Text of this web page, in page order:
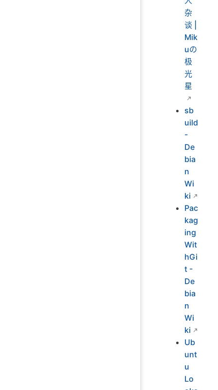
杂
谈 |
Mik
uの
极
光
星
sb
uild
-
De
bia
n
Wi
ki
Pac
kag
ing
Wit
hGi
t -
De
bia
n
Wi
ki
Ub
unt
u
Lo